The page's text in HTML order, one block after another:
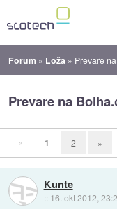
Forum » Loža » Prevare
Prevare na
« 1 2 »
Kunte
:: 16. okt 2012,